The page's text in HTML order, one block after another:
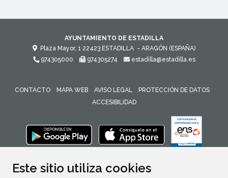
Este sitio utiliza cookies
AYUNTAMIENTO DE ESTADILLA
Plaza Mayor, 1 22423 ESTADILLA - ARAGÓN (ESPAÑA)
974305000
974305274 estadilla@estadilla.es
CONTACTO MAPA WEB AVISO LEGAL
PROTECCIÓN DE DATOS
ACCESIBILIDAD